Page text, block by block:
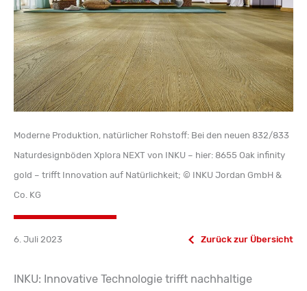
Moderne Produktion, natürlicher Rohstoff: Bei den neuen 832/833
Naturdesignböden Xplora NEXT von INKU – hier: 8655 Oak infinity
gold – trifft Innovation auf Natürlichkeit; © INKU Jordan GmbH &
Co. KG
6. Juli 2023 Zurück zur Übersicht
INKU: Innovative Technologie trifft nachhaltige